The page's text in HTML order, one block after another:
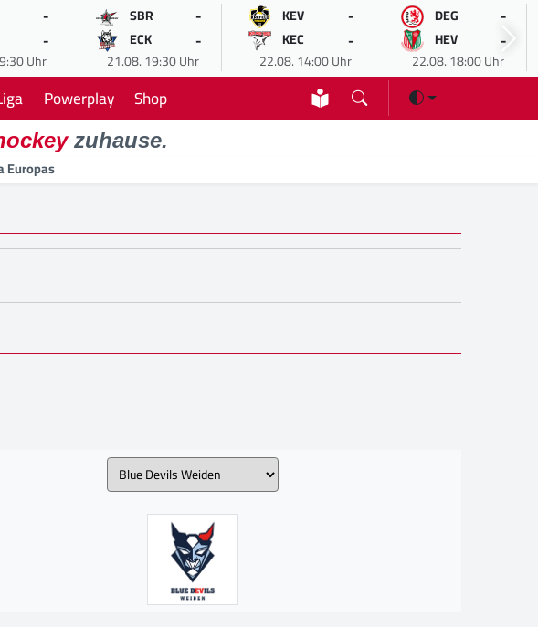
-
-
Uhr
SBR -
ECK -
21.08. 19:30 Uhr
KEV -
KEC -
22.08. 14:00 Uhr
DEG -
HEV -
22.08. 18:00 Uhr
Powerplay Shop
zuhause.
Europas